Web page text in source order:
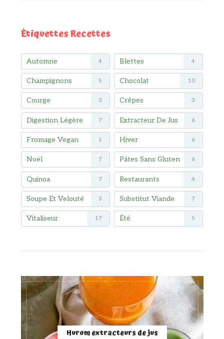
Étiquettes Recettes
Automne 4 Blettes 4
Champignons 5 Chocolat 10
Courge 3 Crêpes 3
Digestion Légère 7 Extracteur De Jus 6
Fromage Vegan 5 Hiver 6
Noël 7 Pâtes Sans Gluten 6
Quinoa 7 Restaurants 4
Soupe Et Velouté 3 Substitut Viande 7
Vitaliseur 17 Été 5
Hurom extracteurs de jus